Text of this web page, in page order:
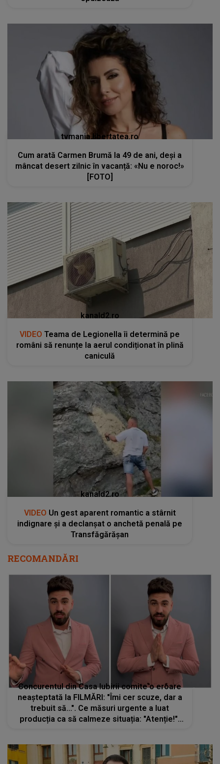
tvmania.libertatea.ro
Cum arată Carmen Brumă la 49 de ani, deși a
mâncat desert zilnic în vacanță: «Nu e noroc!»
[FOTO]
kanald2.ro
VIDEO Teama de Legionella îi determină pe
români să renunțe la aerul condiționat în plină
caniculă
kanald2.ro
VIDEO Un gest aparent romantic a stârnit
indignare și a declanșat o anchetă penală pe
Transfăgărășan
RECOMANDĂRI
Concurentul din Casa Iubirii comite o eroare
neașteptată la FILMĂRI: "Îmi cer scuze, dar a
trebuit să...". Ce măsuri urgente a luat
producția ca să calmeze situația: "Atenție!".